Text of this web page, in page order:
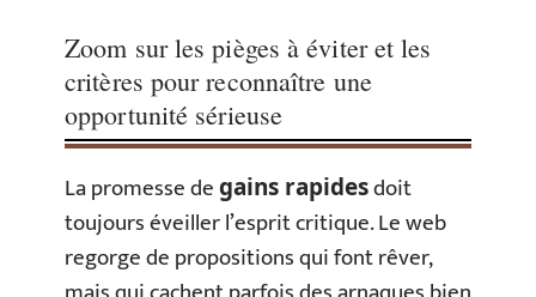
Zoom sur les pièges à éviter et les
critères pour reconnaître une
opportunité sérieuse
La promesse degains rapidesdoit
toujours éveiller l’esprit critique. Le web
regorge de propositions qui font rêver,